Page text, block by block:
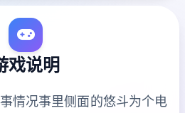
戏说明
情况事里侧面的悠斗为个电